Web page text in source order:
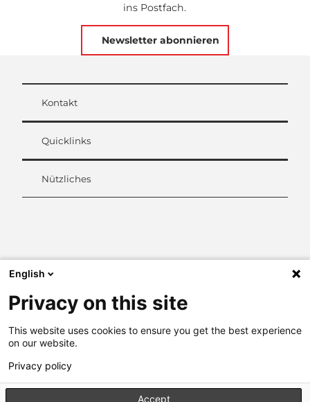
ins Postfach.
Newsletter abonnieren
Kontakt
Quicklinks
Nützliches
d
I
English
Privacy on this site
This website uses cookies to ensure you get the best experience
on our website.
Privacy policy
Accept